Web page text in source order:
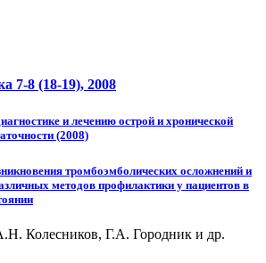
7-8 (18-19), 2008
и лечению острой и хронической
(2008)
тромбоэмболических осложнений и
методов профилактики у пациентов в
Колесников, Г.А. Городник и др.